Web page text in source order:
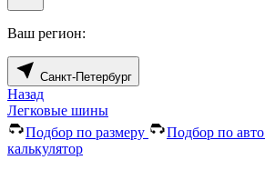
Ваш регион:
Санкт-Петербург
Назад
Легковые шины
Подбор по размеру
Подбор по авто
калькулятор